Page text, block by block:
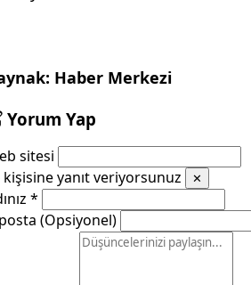
Haber Merkezi
Yorum Yap
sitesi
kişisine yanıt veriyorsunuz
✕
*
(Opsiyonel)